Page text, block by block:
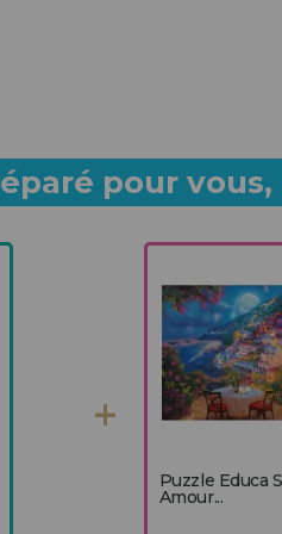
pour
Puzzle Educa
Amour...